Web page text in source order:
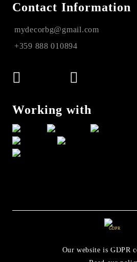
Contact Information
mydecorbg@gmail.com
+359 888 010894
Working with
GDPR
Our website is GDPR